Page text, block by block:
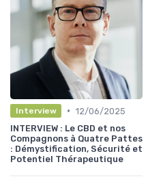
Interview • 12/06/2025
INTERVIEW : Le CBD et nos
Compagnons à Quatre Pattes
: Démystification, Sécurité et
Potentiel Thérapeutique